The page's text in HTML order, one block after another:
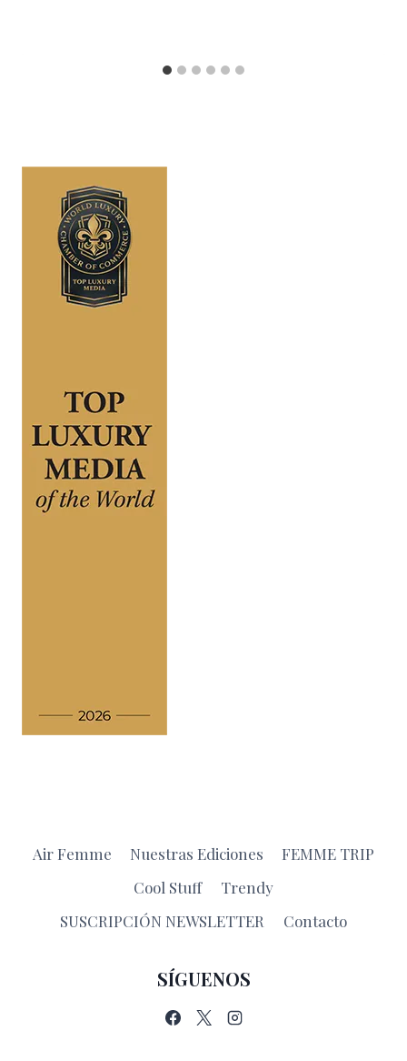
Air Femme Nuestras Ediciones
FEMME TRIP
Cool Stuff
Trendy
SUSCRIPCIÓN NEWSLETTER
Contacto
SÍGUENOS